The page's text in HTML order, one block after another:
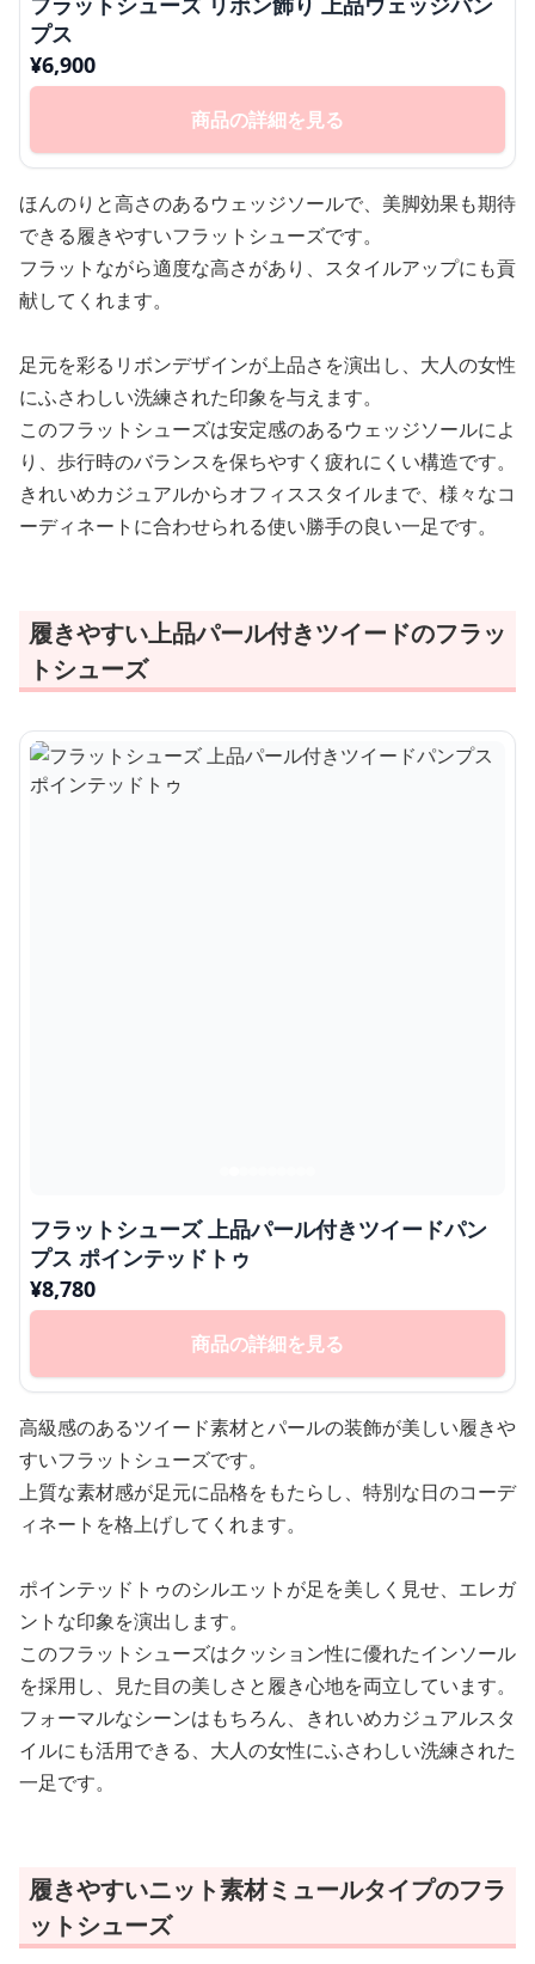
プス
¥6,900
商品の詳細を見る
ほんのりと高さのあるウェッジソールで、美脚効果も期待
できる履きやすいフラットシューズです。
フラットながら適度な高さがあり、スタイルアップにも貢
献してくれます。
足元を彩るリボンデザインが上品さを演出し、大人の女性
にふさわしい洗練された印象を与えます。
このフラットシューズは安定感のあるウェッジソールによ
り、歩行時のバランスを保ちやすく疲れにくい構造です。
きれいめカジュアルからオフィススタイルまで、様々なコ
ーディネートに合わせられる使い勝手の良い一足です。
履きやすい上品パール付きツイードのフラッ
トシューズ
フラットシューズ 上品パール付きツイードパン
プス ポインテッドトゥ
¥8,780
商品の詳細を見る
高級感のあるツイード素材とパールの装飾が美しい履きや
すいフラットシューズです。
上質な素材感が足元に品格をもたらし、特別な日のコーデ
ィネートを格上げしてくれます。
ポインテッドトゥのシルエットが足を美しく見せ、エレガ
ントな印象を演出します。
このフラットシューズはクッション性に優れたインソール
を採用し、見た目の美しさと履き心地を両立しています。
フォーマルなシーンはもちろん、きれいめカジュアルスタ
イルにも活用できる、大人の女性にふさわしい洗練された
一足です。
履きやすいニット素材ミュールタイプのフラ
ットシューズ